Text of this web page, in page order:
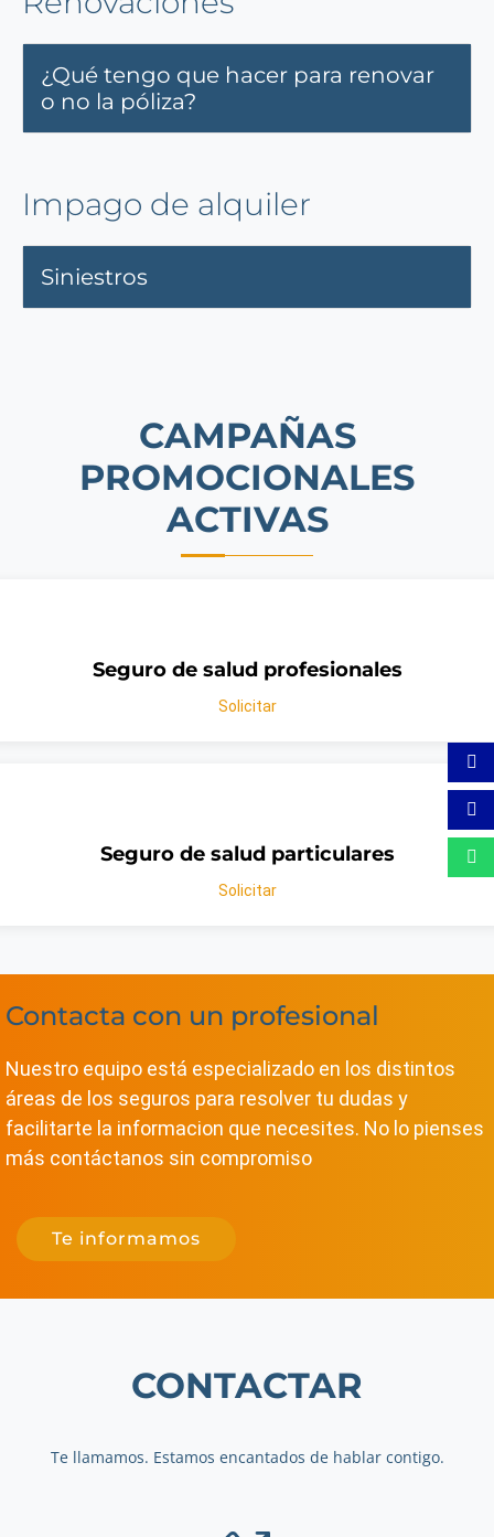
¿Qué tengo que hacer para renovar
o no la póliza?
Impago de alquiler
Siniestros
CAMPAÑAS
PROMOCIONALES
ACTIVAS
Seguro de salud profesionales
Solicitar
Seguro de salud particulares
Solicitar
Contacta con un profesional
Nuestro equipo está especializado en los distintos
áreas de los seguros para resolver tu dudas y
facilitarte la informacion que necesites. No lo pienses
más contáctanos sin compromiso
Te informamos
CONTACTAR
Te llamamos. Estamos encantados de hablar contigo.